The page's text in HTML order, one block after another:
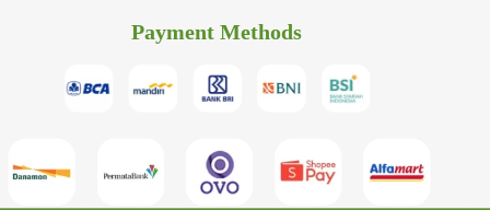
Payment Methods